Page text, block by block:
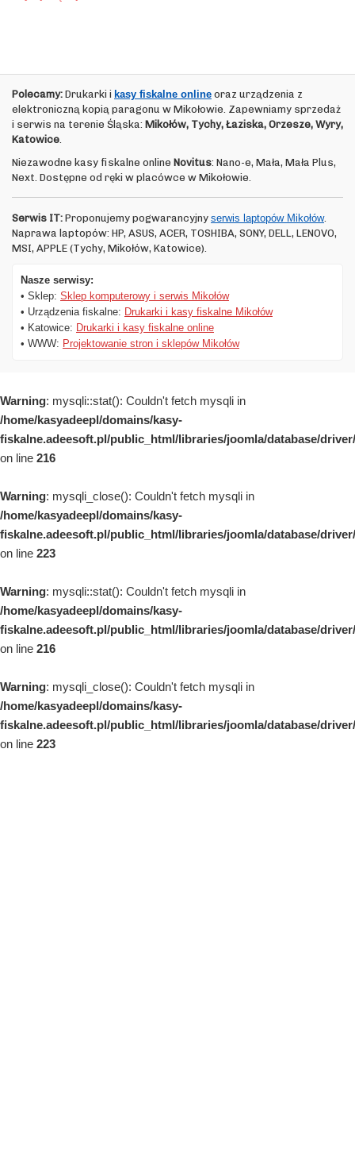
Polecamy: Drukarki i kasy fiskalne online oraz urządzenia z
elektroniczną kopią paragonu w Mikołowie. Zapewniamy sprzedaż
i serwis na terenie Śląska: Mikołów, Tychy, Łaziska, Orzesze, Wyry,
Katowice.
Niezawodne kasy fiskalne online Novitus: Nano-e, Mała, Mała Plus,
Next. Dostępne od ręki w placówce w Mikołowie.
Serwis IT: Proponujemy pogwarancyjny serwis laptopów Mikołów.
Naprawa laptopów: HP, ASUS, ACER, TOSHIBA, SONY, DELL, LENOVO,
MSI, APPLE (Tychy, Mikołów, Katowice).
Nasze serwisy:
• Sklep: Sklep komputerowy i serwis Mikołów
• Urządzenia fiskalne: Drukarki i kasy fiskalne Mikołów
• Katowice: Drukarki i kasy fiskalne online
• WWW: Projektowanie stron i sklepów Mikołów
Warning: mysqli::stat(): Couldn't fetch mysqli in
/home/kasyadeepl/domains/kasy-
fiskalne.adeesoft.pl/public_html/libraries/joomla/database/
on line 216
Warning: mysqli_close(): Couldn't fetch mysqli in
/home/kasyadeepl/domains/kasy-
fiskalne.adeesoft.pl/public_html/libraries/joomla/database/
on line 223
Warning: mysqli::stat(): Couldn't fetch mysqli in
/home/kasyadeepl/domains/kasy-
fiskalne.adeesoft.pl/public_html/libraries/joomla/database/
on line 216
Warning: mysqli_close(): Couldn't fetch mysqli in
/home/kasyadeepl/domains/kasy-
fiskalne.adeesoft.pl/public_html/libraries/joomla/database/
on line 223